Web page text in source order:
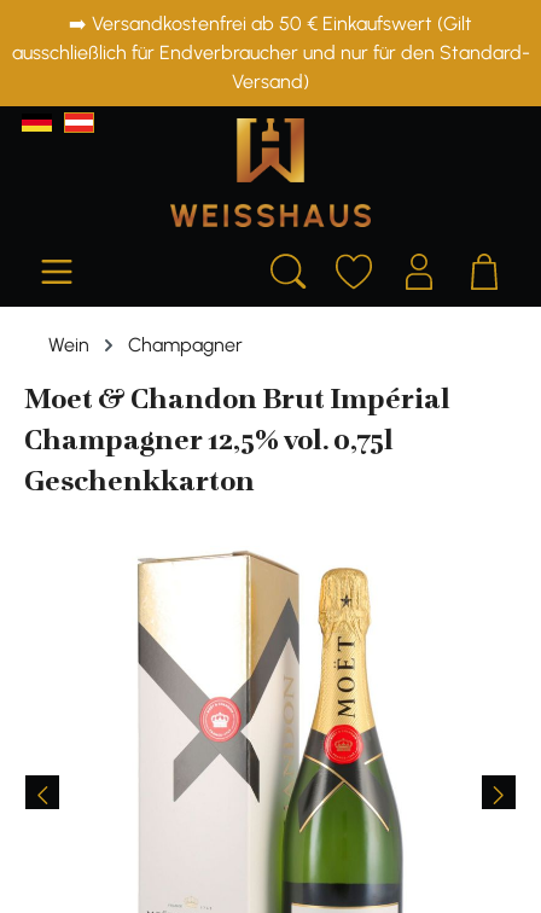
springen
➡️ Versandkostenfrei ab 50 € Einkaufswert (Gilt
ausschließlich für Endverbraucher und nur für den Standard-
Versand)
Wein Champagner
Moet & Chandon Brut Impérial
Champagner 12,5% vol. 0,75l
Geschenkkarton
Bildergalerie überspringen